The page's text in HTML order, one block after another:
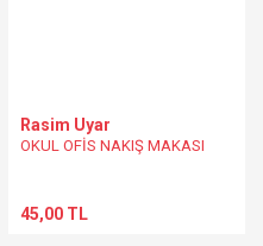
Rasim Uyar
OKUL OFİS NAKIŞ MAKASI
45,00 TL